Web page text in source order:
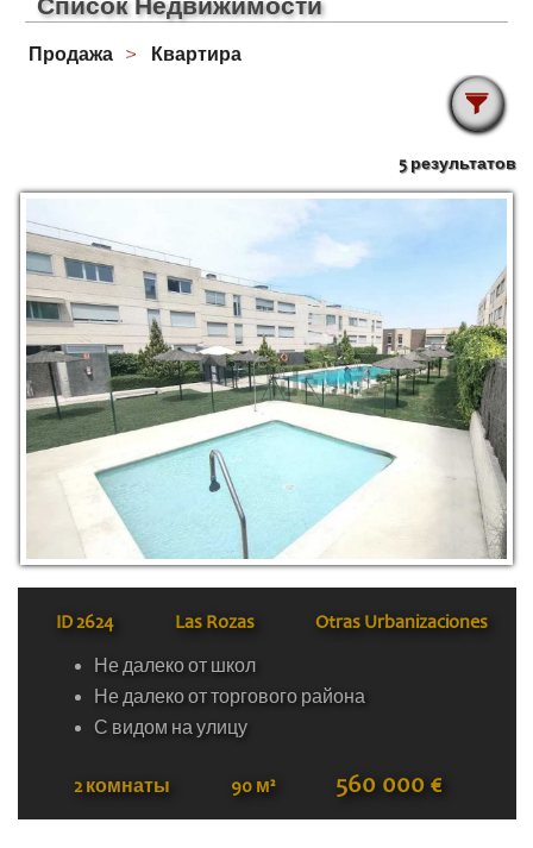
Список Недвижимости
Продажа Квартира
5 результатов
ID2624 Las Rozas Otras Urbanizaciones
Не далеко от школ
Не далеко от торгового района
С видом на улицу
2 комнаты 90 м² 560 000 €